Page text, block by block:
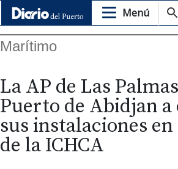
Menú
Marítimo
La AP de Las
Puerto de Abidjan a
sus instalaciones
de la ICHCA